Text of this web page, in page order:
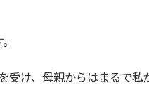
受け、母親からはまるで私